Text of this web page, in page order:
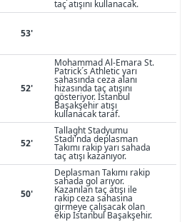
taç atışını kullanacak.
53'
52'
Mohammad Al-Emara St.
Patrick´s Athletic yarı
sahasında ceza alanı
hizasında taç atışını
gösteriyor. İstanbul
Başakşehir atışı
kullanacak taraf.
52'
Tallaght Stadyumu
Stadı'nda deplasman
Takımı rakip yarı sahada
taç atışı kazanıyor.
50'
Deplasman Takımı rakip
sahada gol arıyor.
Kazanılan taç atışı ile
rakip ceza sahasına
girmeye çalışacak olan
ekip İstanbul Başakşehir.